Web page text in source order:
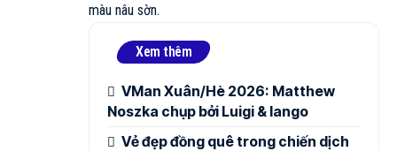
màu nâu sờn.
Xem thêm
VMan Xuân/Hè 2026: Matthew
Noszka chụp bởi Luigi & Iango
Vẻ đẹp đồng quê trong chiến dịch